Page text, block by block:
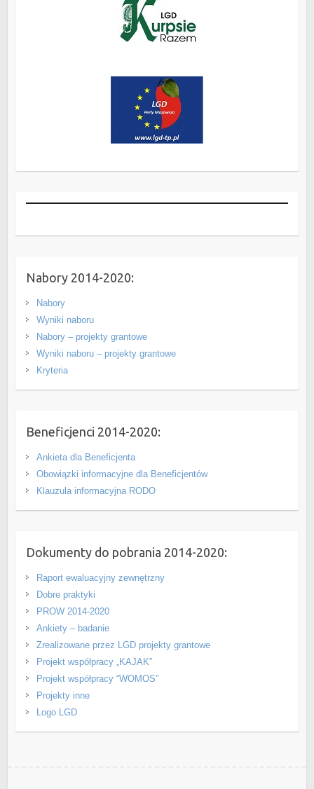
Nabory 2014-2020:
Nabory
Wyniki naboru
Nabory – projekty grantowe
Wyniki naboru – projekty grantowe
Kryteria
Beneficjenci 2014-2020:
Ankieta dla Beneficjenta
Obowiązki informacyjne dla Beneficjentów
Klauzula informacyjna RODO
Dokumenty do pobrania 2014-2020:
Raport ewaluacyjny zewnętrzny
Dobre praktyki
PROW 2014-2020
Ankiety – badanie
Zrealizowane przez LGD projekty grantowe
Projekt współpracy „KAJAK”
Projekt współpracy “WOMOS”
Projekty inne
Logo LGD